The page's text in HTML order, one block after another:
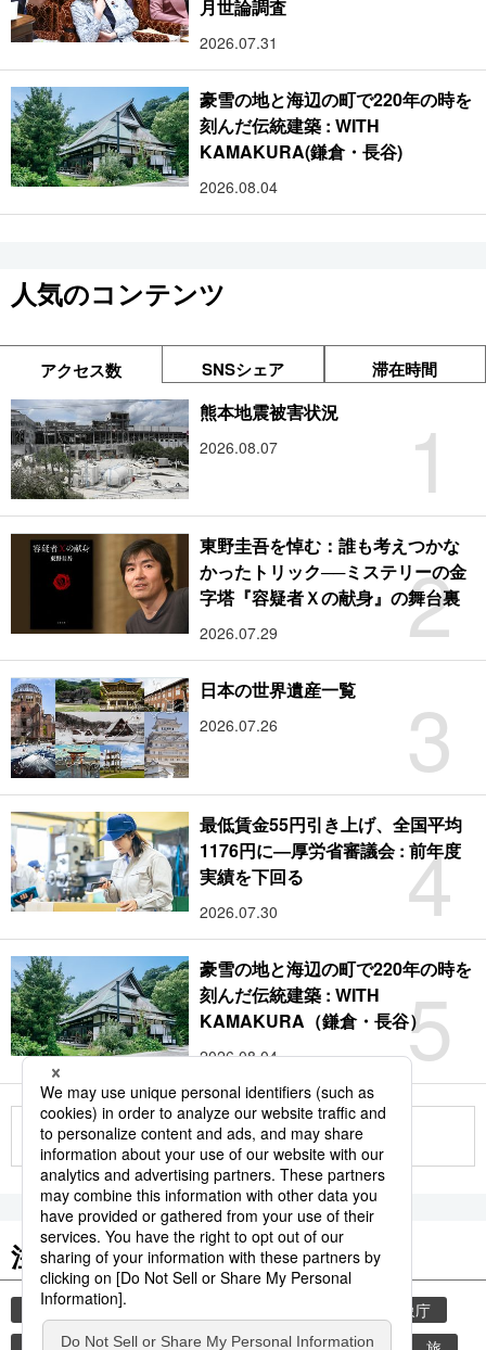
月世論調査
2026.07.31
豪雪の地と海辺の町で220年の時を
刻んだ伝統建築 : WITH
KAMAKURA(鎌倉・長谷)
2026.08.04
人気のコンテンツ
アクセス数 SNSシェア 滞在時間
1
熊本地震被害状況
2026.08.07
2
東野圭吾を悼む：誰も考えつかな
かったトリック──ミステリーの金
字塔『容疑者Ｘの献身』の舞台裏
2026.07.29
3
日本の世界遺産一覧
2026.07.26
4
最低賃金55円引き上げ、全国平均
1176円に―厚労省審議会 : 前年度
実績を下回る
2026.07.30
5
豪雪の地と海辺の町で220年の時を
刻んだ伝統建築 : WITH
KAMAKURA（鎌倉・長谷）
2026.08.04
もっと見る
注目のキーワード
共同通信ニュース
気象庁